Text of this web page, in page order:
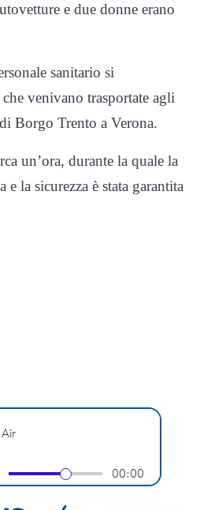
e due donne erano
sanitario si
venivano trasportate agli
Borgo Trento a Verona.
un’ora, durante la quale la
la sicurezza è stata garantita